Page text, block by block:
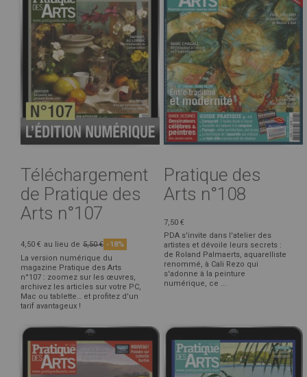
Téléchargement
de Pratique des
Arts n°107
4,50 € au lieu de 5,50 € -18%
La version numérique du
magazine Pratique des Arts
n°107 : zoomez sur les œuvres,
archivez les articles sur votre PC,
Mac ou tablette… et profitez d'un
tarif avantageux !
Pratique des
Arts n°108
7,50 €
PDA s'invite dans l'atelier des
artistes et dévoile leurs secrets :
de Roland Palmaerts, aquarelliste
renommé, à Cali Rezo qui
s'adonne à la peinture
numérique, ce ...